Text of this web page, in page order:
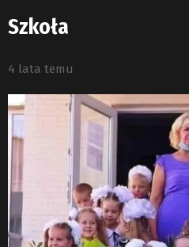
Szkoła
4 lata temu